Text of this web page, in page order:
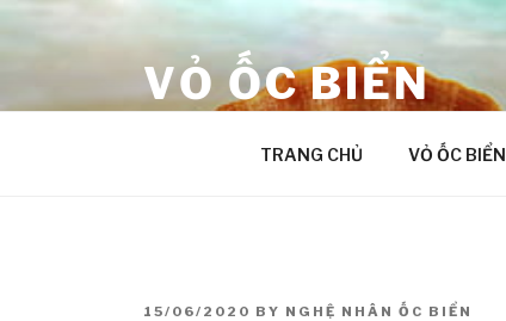
VỎ ỐC BIỂN
TRANG CHỦ VỎ ỐC BIỂN
POSTED
15/06/2020 BY NGHỆ NHÂN ỐC BIỂN